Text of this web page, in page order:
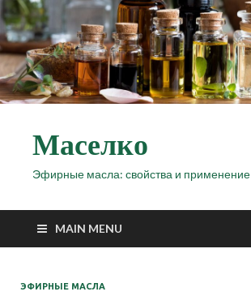
Маселко
Эфирные масла: свойства и применение
MAIN MENU
ЭФИРНЫЕ МАСЛА